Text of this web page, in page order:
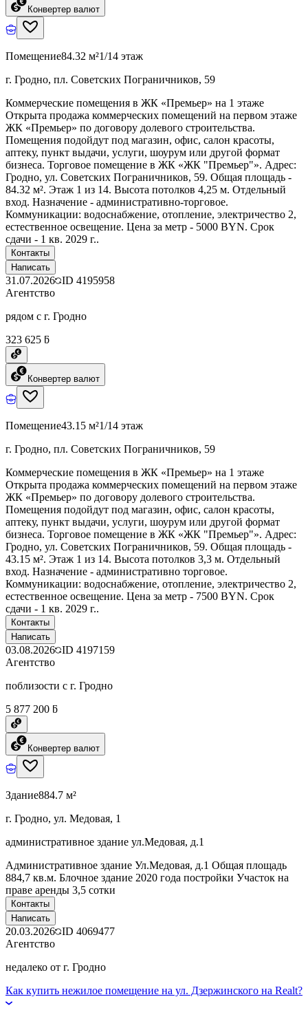
Конвертер валют
Помещение84.32 м²1/14 этаж
г. Гродно, пл. Советских Пограничников, 59
Коммерческие помещения в ЖК «Премьер» на 1 этаже
Открыта продажа коммерческих помещений на первом этаже
ЖК «Премьер» по договору долевого строительства.
Помещения подойдут под магазин, офис, салон красоты,
аптеку, пункт выдачи, услуги, шоурум или другой формат
бизнеса. Торговое помещение в ЖК «ЖК "Премьер"». Адрес:
Гродно, ул. Советских Пограничников, 59. Общая площадь -
84.32 м². Этаж 1 из 14. Высота потолков 4,25 м. Отдельный
вход. Назначение - административно-торговое.
Коммуникации: водоснабжение, отопление, электричество 2,
естественное освещение. Цена за метр - 5000 BYN. Срок
сдачи - 1 кв. 2029 г..
Контакты
Написать
31.07.2026 ID 4195958
Агентство
рядом с г. Гродно
323 625 ƃ
Конвертер валют
Помещение43.15 м²1/14 этаж
г. Гродно, пл. Советских Пограничников, 59
Коммерческие помещения в ЖК «Премьер» на 1 этаже
Открыта продажа коммерческих помещений на первом этаже
ЖК «Премьер» по договору долевого строительства.
Помещения подойдут под магазин, офис, салон красоты,
аптеку, пункт выдачи, услуги, шоурум или другой формат
бизнеса. Торговое помещение в ЖК «ЖК "Премьер"». Адрес:
Гродно, ул. Советских Пограничников, 59. Общая площадь -
43.15 м². Этаж 1 из 14. Высота потолков 3,3 м. Отдельный
вход. Назначение - административно торговое.
Коммуникации: водоснабжение, отопление, электричество 2,
естественное освещение. Цена за метр - 7500 BYN. Срок
сдачи - 1 кв. 2029 г..
Контакты
Написать
03.08.2026 ID 4197159
Агентство
поблизости с г. Гродно
5 877 200 ƃ
Конвертер валют
Здание884.7 м²
г. Гродно, ул. Медовая, 1
административное здание ул.Медовая, д.1
Административное здание Ул.Медовая, д.1 Общая площадь
884,7 кв.м. Блочное здание 2020 года постройки Участок на
праве аренды 3,5 сотки
Контакты
Написать
20.03.2026 ID 4069477
Агентство
недалеко от г. Гродно
Как купить нежилое помещение на ул. Дзержинского на Realt?